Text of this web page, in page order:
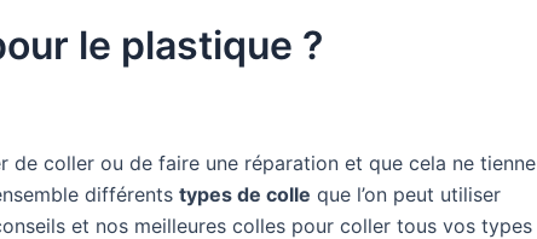
le plastique ?
de coller ou de faire une réparation et que cela ne tienne
différents types de colle que l’on peut utiliser
et nos meilleures colles pour coller tous vos types